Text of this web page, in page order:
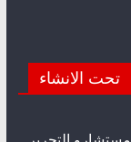
تحت الانشاء